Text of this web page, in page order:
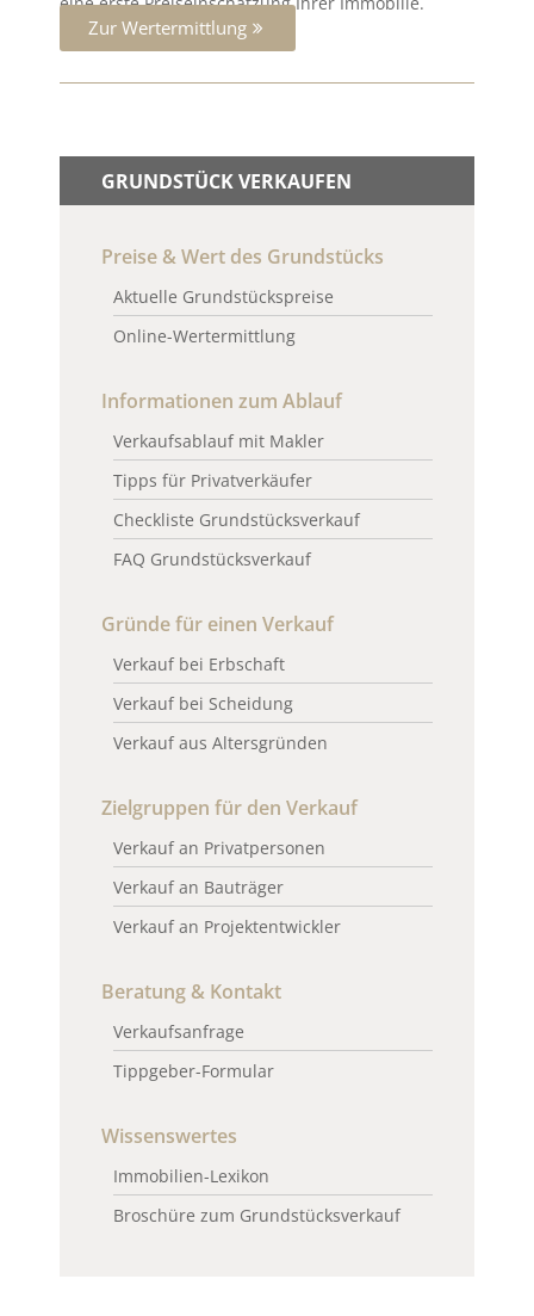
Zur Wertermittlung
GRUNDSTÜCK VERKAUFEN
Preise & Wert des Grundstücks
Aktuelle Grundstückspreise
Online-Wertermittlung
Informationen zum Ablauf
Verkaufsablauf mit Makler
Tipps für Privatverkäufer
Checkliste Grundstücksverkauf
FAQ Grundstücksverkauf
Gründe für einen Verkauf
Verkauf bei Erbschaft
Verkauf bei Scheidung
Verkauf aus Altersgründen
Zielgruppen für den Verkauf
Verkauf an Privatpersonen
Verkauf an Bauträger
Verkauf an Projektentwickler
Beratung & Kontakt
Verkaufsanfrage
Tippgeber-Formular
Wissenswertes
Immobilien-Lexikon
Broschüre zum Grundstücksverkauf